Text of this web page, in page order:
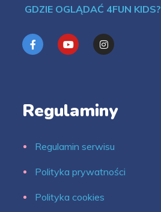
GDZIE OGLĄDAĆ 4FUN KIDS?
Regulaminy
Regulamin serwisu
Polityka prywatności
Polityka cookies